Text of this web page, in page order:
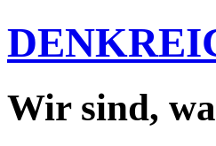
Wir sind,